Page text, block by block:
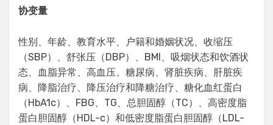
协变量
性别、年龄、教育水平、户籍和婚姻状况、收缩压
（SBP）、舒张压（DBP）、BMI、吸烟状态和饮酒状
态、血脂异常、高血压、糖尿病、肾脏疾病、肝脏疾
病、降脂治疗、降压治疗和降糖治疗、糖化血红蛋白
（HbA1c）、FBG、TG、总胆固醇（TC）、高密度脂
蛋白胆固醇（HDL-c）和低密度脂蛋白胆固醇（LDL-